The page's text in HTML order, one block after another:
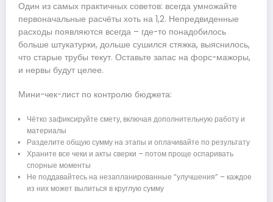
Один из самых практичных советов: всегда умножайте
первоначальные расчёты хоть на 1,2. Непредвиденные
расходы появляются всегда – где-то понадобилось
больше штукатурки, дольше сушился стяжка, выяснилось,
что старые трубы текут. Оставьте запас на форс-мажоры,
и нервы будут целее.
Мини-чек-лист по контролю бюджета:
Чётко зафиксируйте смету, включая дополнительную работу и
материалы
Разделите общую сумму на этапы и оплачивайте по результату
Храните все чеки и акты сверки – потом проще оспаривать
спорные моменты
Не поддавайтесь на незапланированные “улучшения” – каждое
из них может вылиться в круглую сумму